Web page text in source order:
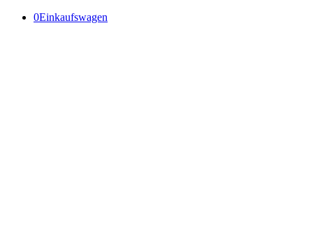
0Einkaufswagen